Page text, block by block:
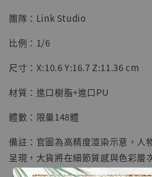
【店內現貨】七龍珠 系列
明紀念款 [奇蹟工作室]
NT$ 5,580
加購優惠【海賊王 布魯克達摩 [7STARS Studio]】
團隊：Link Studio
比例：1/6
尺寸：X:10.6 Y:16.7 Z:11.36 cm
材質：進口樹脂+進口PU
體數：限量148體
備註：官圖為高精度渲染示意，人
呈現，大貨將在細節質感與色彩層